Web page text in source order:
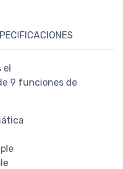
el
9 funciones de